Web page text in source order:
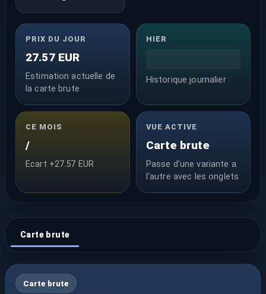
PRIX DU JOUR
27.57 EUR
Estimation actuelle de
la carte brute
HIER
Historique journalier
CE MOIS
/
Ecart +27.57 EUR
VUE ACTIVE
Carte brute
Passe d'une variante a
l'autre avec les onglets
Carte brute
Carte brute